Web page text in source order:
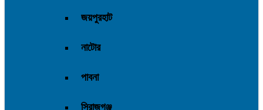
জয়পুরহাট
নাটোর
পাবনা
সিরাজগঞ্জ